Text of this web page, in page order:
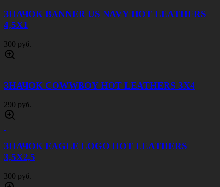
ЗНАЧОК BANNER US NAVY HOT LEATHERS
4,5Х1
300 руб.
ЗНАЧОК COWWBOY HOT LEATHERS 3Х4
290 руб.
ЗНАЧОК EAGLE LOGO HOT LEATHERS
3,5Х2,5
300 руб.